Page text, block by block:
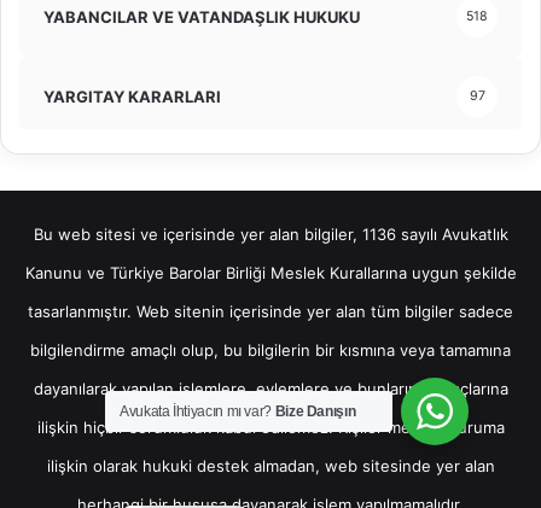
YABANCILAR VE VATANDAŞLIK HUKUKU 518
YARGITAY KARARLARI 97
Bu web sitesi ve içerisinde yer alan bilgiler, 1136 sayılı Avukatlık
Kanunu ve Türkiye Barolar Birliği Meslek Kurallarına uygun şekilde
tasarlanmıştır. Web sitenin içerisinde yer alan tüm bilgiler sadece
bilgilendirme amaçlı olup, bu bilgilerin bir kısmına veya tamamına
dayanılarak yapılan işlemlere, eylemlere ve bunların sonuçlarına
ilişkin hiçbir sorumluluk kabul edilemez. Kişiler mevcut duruma
ilişkin olarak hukuki destek almadan, web sitesinde yer alan
Avukata İhtiyacın mı var? Bize Danışın